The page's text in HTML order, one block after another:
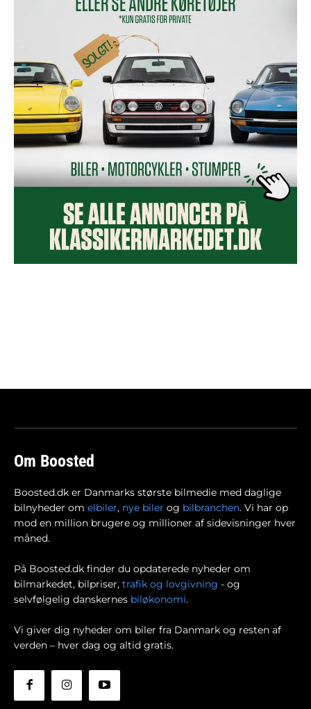
Om Boosted
Boosted.dk er Danmarks største bilmedie med daglige
bilnyheder om elbiler, nye biler og bilbranchen. Vi har op
mod en million brugere og millioner af sidevisninger hver
måned.
På Boosted.dk finder du opdaterede nyheder om
bilmarkedet, bilpriser, trafik og lovgivning - og
selvfølgelig danskernes biløkonomi.
Vi giver dig nyheder om biler fra Danmark og resten af
verden – hver dag og altid gratis.